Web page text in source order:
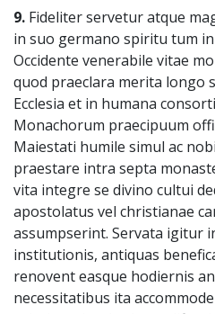
9. Fideliter servetur atque
in suo germano spiritu tum
Occidente venerabile vitae
quod praeclara merita longo
Ecclesia et in humana
Monachorum praecipuum
Maiestati humile simul ac
praestare intra septa
vita integre se divino cultui
apostolatus vel christianae
assumpserint. Servata igitur
institutionis, antiquas
renovent easque hodiernis
necessitatibus ita